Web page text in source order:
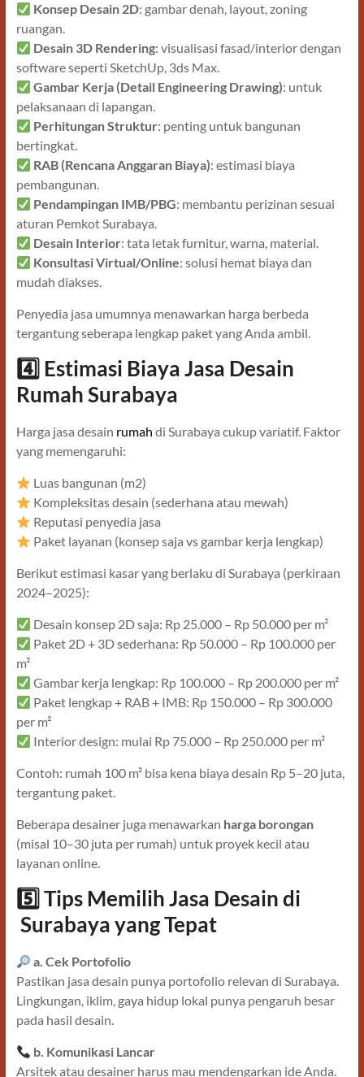
Konsep Desain 2D: gambar denah, layout, zoning
ruangan.
Desain 3D Rendering: visualisasi fasad/interior dengan
software seperti SketchUp, 3ds Max.
Gambar Kerja (Detail Engineering Drawing): untuk
pelaksanaan di lapangan.
Perhitungan Struktur: penting untuk bangunan
bertingkat.
RAB (Rencana Anggaran Biaya): estimasi biaya
pembangunan.
Pendampingan IMB/PBG: membantu perizinan sesuai
aturan Pemkot Surabaya.
Desain Interior: tata letak furnitur, warna, material.
Konsultasi Virtual/Online: solusi hemat biaya dan
mudah diakses.
Penyedia jasa umumnya menawarkan harga berbeda
tergantung seberapa lengkap paket yang Anda ambil.
4️Estimasi Biaya Jasa Desain
Rumah Surabaya
Harga jasa desain rumah di Surabaya cukup variatif. Faktor
yang memengaruhi:
Luas bangunan (m2)
Kompleksitas desain (sederhana atau mewah)
Reputasi penyedia jasa
Paket layanan (konsep saja vs gambar kerja lengkap)
Berikut estimasi kasar yang berlaku di Surabaya (perkiraan
2024–2025):
Desain konsep 2D saja: Rp 25.000 – Rp 50.000 per m²
Paket 2D + 3D sederhana: Rp 50.000 – Rp 100.000 per
m²
Gambar kerja lengkap: Rp 100.000 – Rp 200.000 per m²
Paket lengkap + RAB + IMB: Rp 150.000 – Rp 300.000
per m²
Interior design: mulai Rp 75.000 – Rp 250.000 per m²
Contoh: rumah 100 m² bisa kena biaya desain Rp 5–20 juta,
tergantung paket.
Beberapa desainer juga menawarkan harga borongan
(misal 10–30 juta per rumah) untuk proyek kecil atau
layanan online.
5️Tips Memilih Jasa Desain di
Surabaya yang Tepat
a. Cek Portofolio
Pastikan jasa desain punya portofolio relevan di Surabaya.
Lingkungan, iklim, gaya hidup lokal punya pengaruh besar
pada hasil desain.
b. Komunikasi Lancar
Arsitek atau desainer harus mau mendengarkan ide Anda.